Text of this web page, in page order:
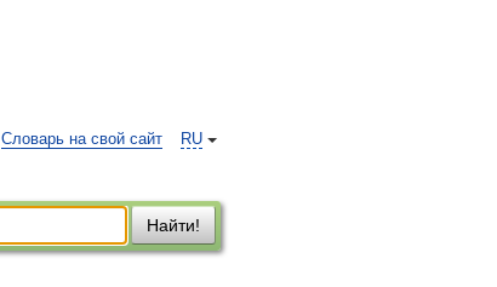
RU
Словарь на свой сайт
Найти!